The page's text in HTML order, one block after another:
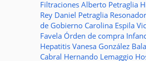
Filtraciones Alberto Petraglia
Rey Daniel Petraglia Resonador
de Gobierno Carolina Espila
Favela Órden de compra
Hepatitis Vanesa González
Cabral Hernando Lemaggio